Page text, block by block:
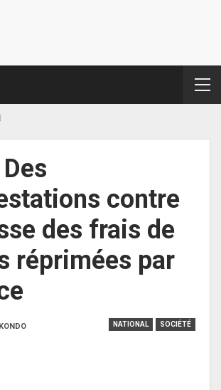
contre
des frais de
réprimées par
NATIONAL SOCIÉTÉ